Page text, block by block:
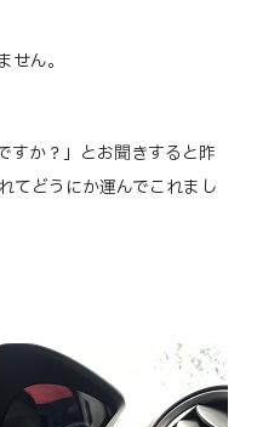
ん。
すか？」とお聞きすると昨
てどうにか運んでこれまし